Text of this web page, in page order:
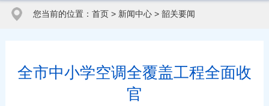
您当前的位置： 首页> 新闻中心> 韶关要闻
全市中小学空调全覆盖工程全面收
官